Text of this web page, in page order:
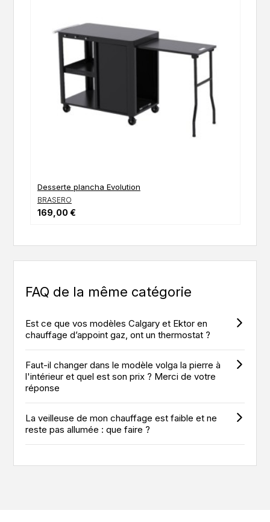
Desserte plancha Evolution
BRASERO
169,00 €
FAQ de la même catégorie
Est ce que vos modèles Calgary et Ektor en
chauffage d’appoint gaz, ont un thermostat ?
Faut-il changer dans le modèle volga la pierre à
l'intérieur et quel est son prix ? Merci de votre
réponse
La veilleuse de mon chauffage est faible et ne
reste pas allumée : que faire ?